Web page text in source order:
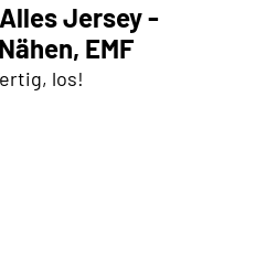
Jersey -
EMF
los!